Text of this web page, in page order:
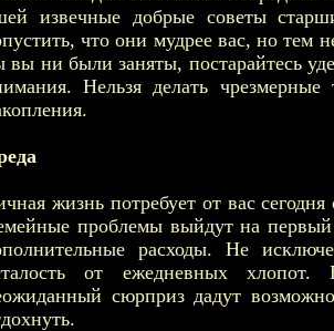
извечные добрые советы
что они мудрее вас, но тем
вы ни были заняты, постарайтесь
Нельзя делать чрезмерные
жизнь потребует от вас
проблемы выйдут на
расходы. Не
от ежедневных
сюрприз дадут